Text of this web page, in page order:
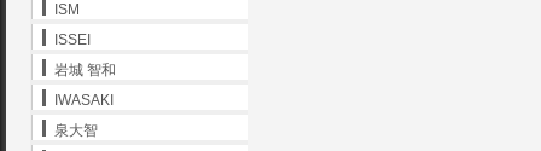
ISM
ISSEI
岩城 智和
IWASAKI
泉大智